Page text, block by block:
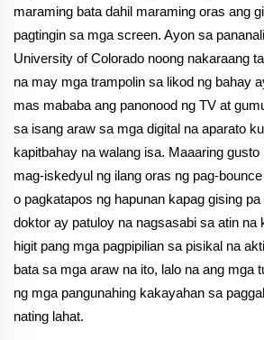
maraming bata dahil maraming oras ang
pagtingin sa mga screen. Ayon sa
University of Colorado noong nakaraang
na may mga trampolin sa likod ng bahay
mas mababa ang panonood ng TV at
sa isang araw sa mga digital na aparato
kapitbahay na walang isa. Maaaring
mag-iskedyul ng ilang oras ng pag-
o pagkatapos ng hapunan kapag gising
doktor ay patuloy na nagsasabi sa atin na
higit pang mga pagpipilian sa pisikal na
bata sa mga araw na ito, lalo na ang mga
ng mga pangunahing kakayahan sa
nating lahat.